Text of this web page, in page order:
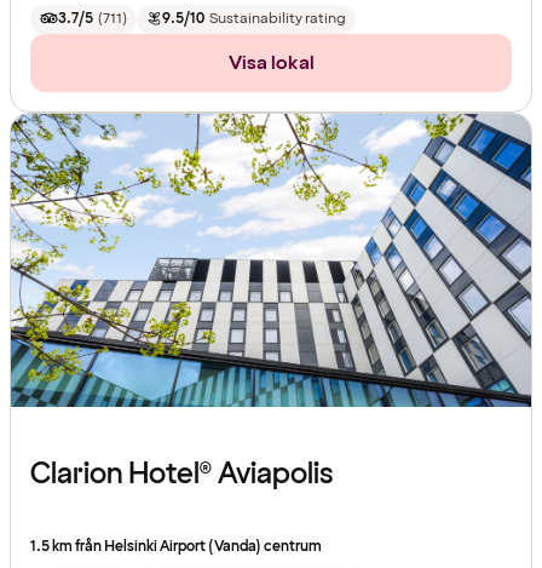
3.7/5 (711) 9.5/10 Sustainability rating
Visa lokal
Clarion Hotel® Aviapolis
1.5 km från Helsinki Airport (Vanda) centrum